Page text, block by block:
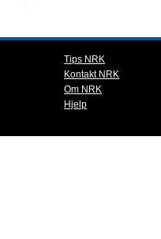
Tips NRK
Kontakt NRK
Om NRK
Hjelp